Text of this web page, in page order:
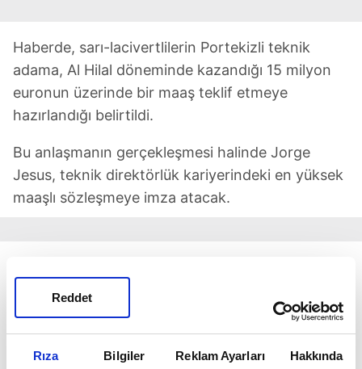
Rıza Bilgiler Reklam Ayarları Hakkında
Reddet
Haberde, sarı-lacivertlilerin Portekizli teknik
adama, Al Hilal döneminde kazandığı 15 milyon
euronun üzerinde bir maaş teklif etmeye
hazırlandığı belirtildi.
Bu anlaşmanın gerçekleşmesi halinde Jorge
Jesus, teknik direktörlük kariyerindeki en yüksek
maaşlı sözleşmeye imza atacak.